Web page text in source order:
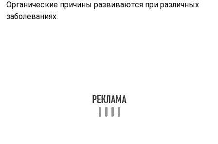
Органические причины развиваются при различных
заболеваниях: